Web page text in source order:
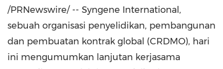
/PRNewswire/ -- Syngene International,
sebuah organisasi penyelidikan, pembangunan
dan pembuatan kontrak global (CRDMO), hari
ini mengumumkan lanjutan kerjasama